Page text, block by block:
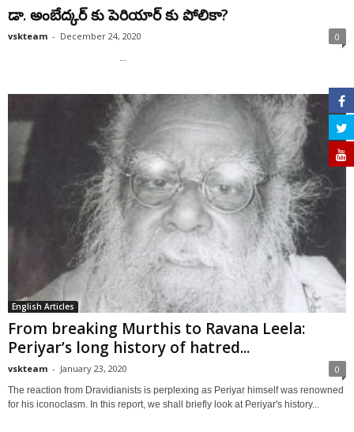
డా. అంబేద్కర్ కు పెరియార్ కు పోలికా?
vskteam - December 24, 2020 0
...
English Articles
From breaking Murthis to Ravana Leela:
Periyar’s long history of hatred...
vskteam - January 23, 2020 0
The reaction from Dravidianists is perplexing as Periyar himself was renowned
for his iconoclasm. In this report, we shall briefly look at Periyar's history...